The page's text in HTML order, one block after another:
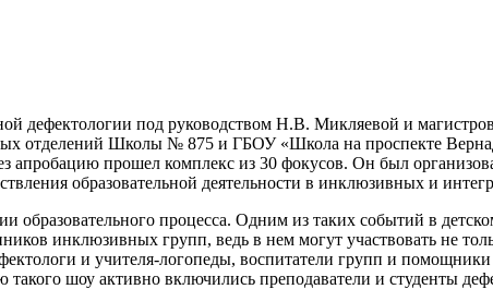
дефектологии под руководством Н.В. Микляевой и
отделений Школы № 875 и ГБОУ «Школа на проспекте
апробацию прошел комплекс из 30 фокусов. Он был
образовательной деятельности в инклюзивных и
процесса. Одним из таких событий в
инклюзивных групп, ведь в нем могут участвовать не
и учителя-логопеды, воспитатели групп и
шоу активно включились преподаватели и студенты